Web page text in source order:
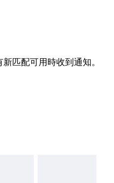
匹配可用時收到通知。